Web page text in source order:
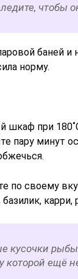
чтобы
баней
норму.
шкаф при
пару минут
по своему
карри,
кусочки
которой ещё